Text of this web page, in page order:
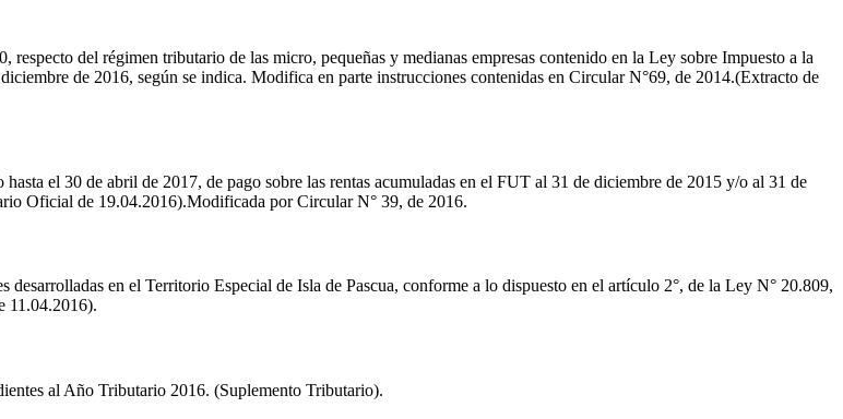
del régimen tributario de las micro, pequeñas y medianas empresas contenido en la Ley sobre Impuesto a la
de 2016, según se indica. Modifica en parte instrucciones contenidas en Circular N°69, de 2014.(Extracto de
el 30 de abril de 2017, de pago sobre las rentas acumuladas en el FUT al 31 de diciembre de 2015 y/o al 31 de
Oficial de 19.04.2016).Modificada por Circular N° 39, de 2016.
en el Territorio Especial de Isla de Pascua, conforme a lo dispuesto en el artículo 2°, de la Ley N° 20.809,
11.04.2016).
al Año Tributario 2016. (Suplemento Tributario).